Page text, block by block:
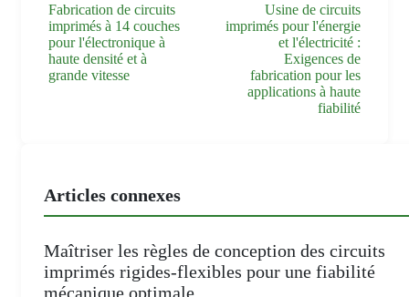
Fabrication de circuits
imprimés à 14 couches
pour l'électronique à
haute densité et à
grande vitesse
Usine de circuits
imprimés pour l'énergie
et l'électricité :
Exigences de
fabrication pour les
applications à haute
fiabilité
Articles connexes
Maîtriser les règles de conception des circuits
imprimés rigides-flexibles pour une fiabilité
mécanique optimale